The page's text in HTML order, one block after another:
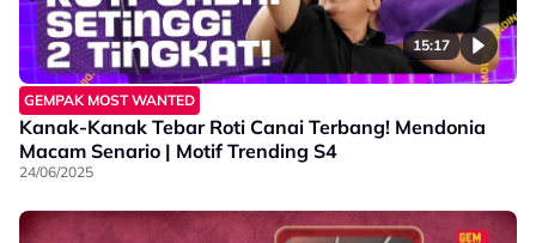
15:17
GEMPAK MOST WANTED
Kanak-Kanak Tebar Roti Canai Terbang! Mendonia
Macam Senario | Motif Trending S4
24/06/2025